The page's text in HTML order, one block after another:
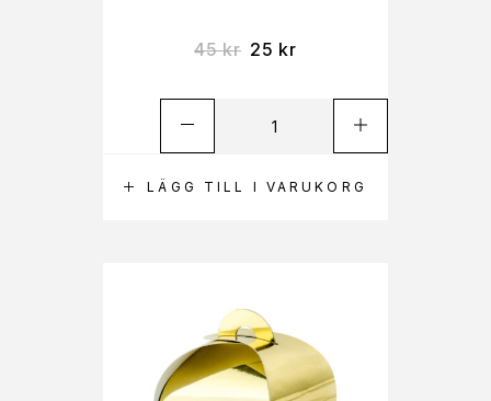
LÄGG TILL I VARUKORG
45kr 25 kr